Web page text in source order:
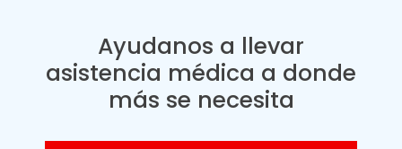
Ayudanos a llevar
asistencia médica a donde
más se necesita